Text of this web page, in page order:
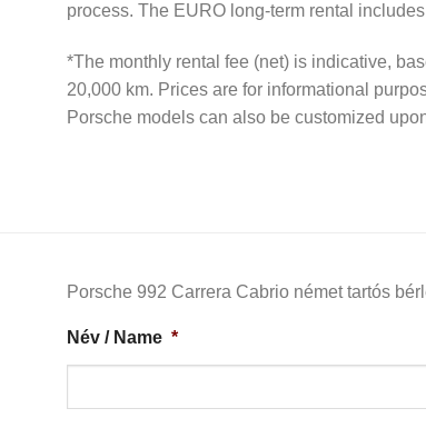
process. The EURO long-term rental
*The monthly rental fee (net) is indicative,
20,000 km. Prices are for informational
Porsche models can also be customized
Porsche 992 Carrera Cabrio német tartós
Név / Name *